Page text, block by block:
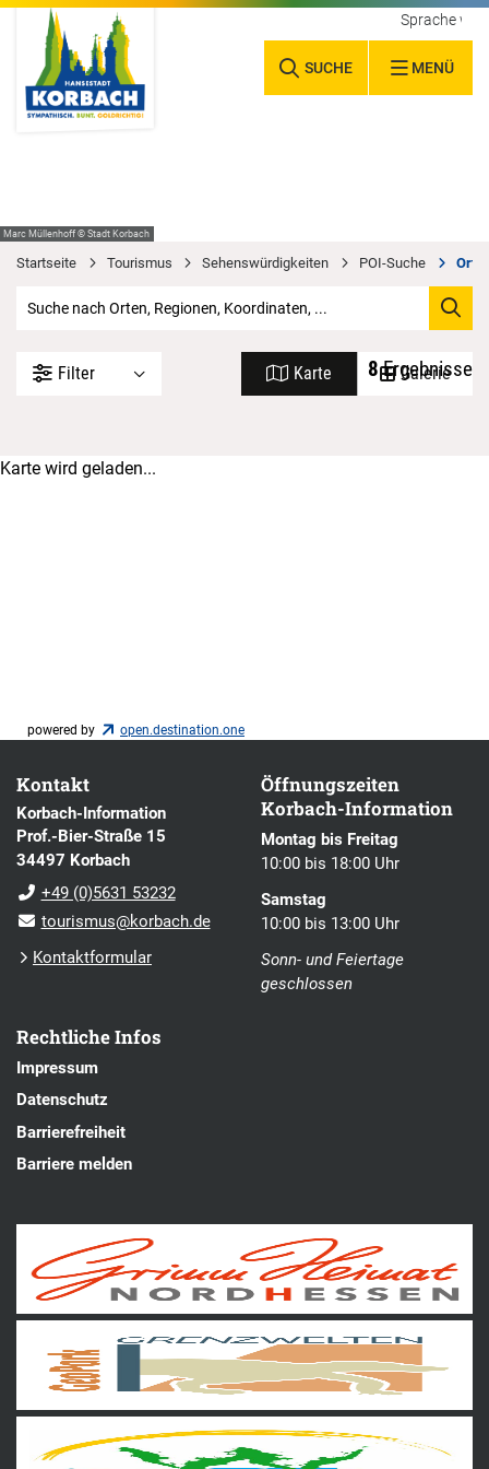
SUCHE MENÜ
Sprache
Marc Müllenhoff © Stadt Korbach
Startseite Tourismus Sehenswürdigkeiten POI-Suche Orte
Filter Karte Galerie
8Ergebnisse
Karte wird geladen...
powered by open.destination.one
Kontakt
Korbach-Information
Prof.-Bier-Straße 15
34497 Korbach
+49 (0)5631 53232
tourismus@korbach.de
Kontaktformular
Öffnungszeiten
Korbach-Information
Montag bis Freitag
10:00 bis 18:00 Uhr
Samstag
10:00 bis 13:00 Uhr
Sonn- und Feiertage
geschlossen
Rechtliche Infos
Impressum
Datenschutz
Barrierefreiheit
Barriere melden